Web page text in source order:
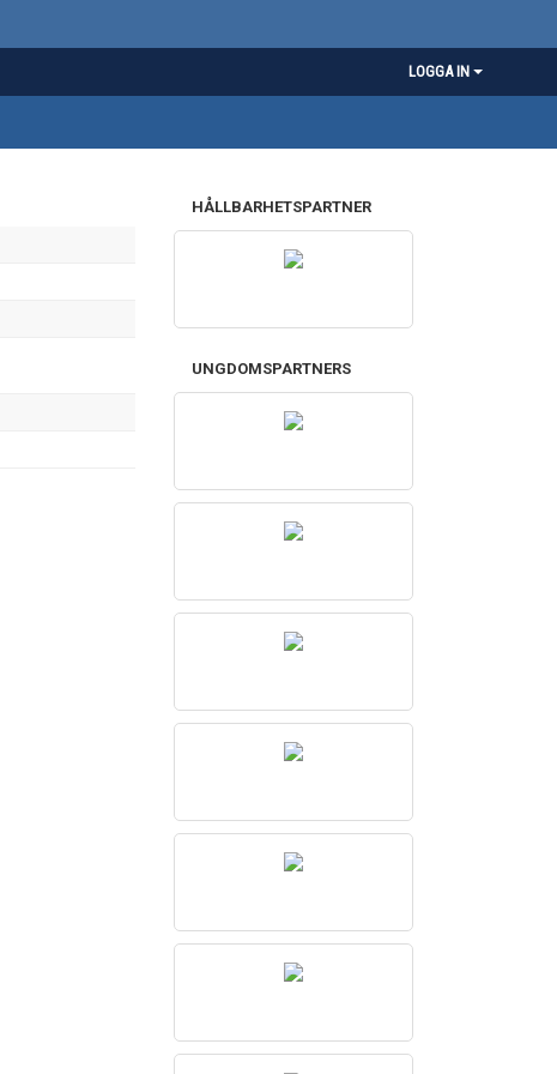
LOGGA IN
HÅLLBARHETSPARTNER
UNGDOMSPARTNERS